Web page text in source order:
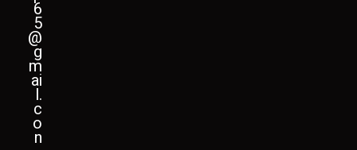
6
5
@
g
m
ai
l.
c
o
n